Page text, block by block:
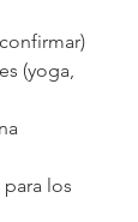
(yoga,
los